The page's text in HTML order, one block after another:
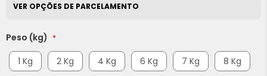
VER OPÇÕES DE PARCELAMENTO
Peso (kg)
1 Kg
2 Kg 4 Kg 6 Kg 7 Kg 8 Kg